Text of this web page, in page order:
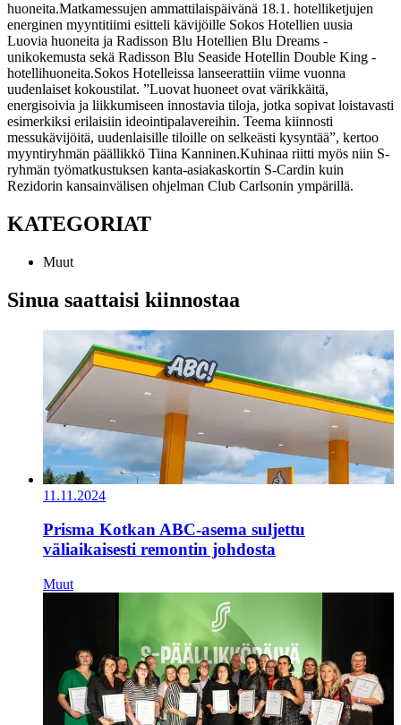
huoneita.Matkamessujen ammattilaispäivänä 18.1. hotelliketjujen
energinen myyntitiimi esitteli kävijöille Sokos Hotellien uusia
Luovia huoneita ja Radisson Blu Hotellien Blu Dreams -
unikokemusta sekä Radisson Blu Seaside Hotellin Double King -
hotellihuoneita.Sokos Hotelleissa lanseerattiin viime vuonna
uudenlaiset kokoustilat. ”Luovat huoneet ovat värikkäitä,
energisoivia ja liikkumiseen innostavia tiloja, jotka sopivat loistavasti
esimerkiksi erilaisiin ideointipalavereihin. Teema kiinnosti
messukävijöitä, uudenlaisille tiloille on selkeästi kysyntää”, kertoo
myyntiryhmän päällikkö Tiina Kanninen.Kuhinaa riitti myös niin S-
ryhmän työmatkustuksen kanta-asiakaskortin S-Cardin kuin
Rezidorin kansainvälisen ohjelman Club Carlsonin ympärillä.
KATEGORIAT
Muut
Sinua saattaisi kiinnostaa
11.11.2024
Prisma Kotkan ABC-asema suljettu
väliaikaisesti remontin johdosta
Muut